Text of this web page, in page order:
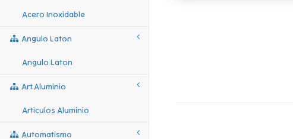
Acero Inoxidable
Angulo Laton
Angulo Laton
Art.aluminio
Articulos Aluminio
Automatismo